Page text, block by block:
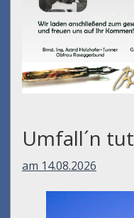
Umfall´n tut
am 14.08.2026